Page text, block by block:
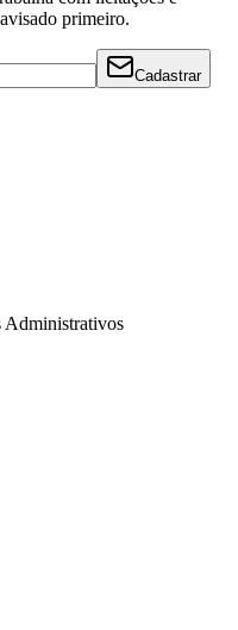
primeiro.
Cadastrar
Administrativos